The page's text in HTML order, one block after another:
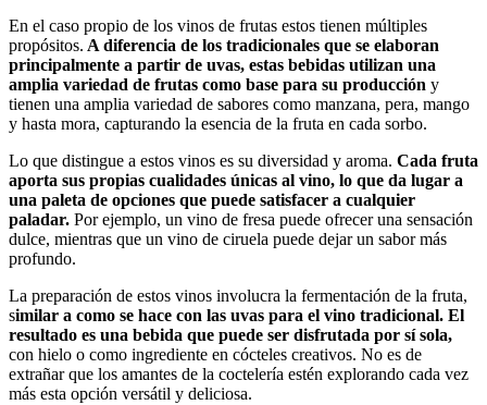
En el caso propio de los vinos de frutas estos tienen múltiples
propósitos. A diferencia de los tradicionales que se elaboran
principalmente a partir de uvas, estas bebidas utilizan una
amplia variedad de frutas como base para su producción y
tienen una amplia variedad de sabores como manzana, pera, mango
y hasta mora, capturando la esencia de la fruta en cada sorbo.
Lo que distingue a estos vinos es su diversidad y aroma. Cada fruta
aporta sus propias cualidades únicas al vino, lo que da lugar a
una paleta de opciones que puede satisfacer a cualquier
paladar. Por ejemplo, un vino de fresa puede ofrecer una sensación
dulce, mientras que un vino de ciruela puede dejar un sabor más
profundo.
La preparación de estos vinos involucra la fermentación de la fruta,
similar a como se hace con las uvas para el vino tradicional. El
resultado es una bebida que puede ser disfrutada por sí sola,
con hielo o como ingrediente en cócteles creativos. No es de
extrañar que los amantes de la coctelería estén explorando cada vez
más esta opción versátil y deliciosa.